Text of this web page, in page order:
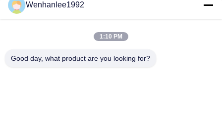
Η Έκθεσή μας
Wenhanlee1992
1:10 PM
Good day, what product are you looking for?